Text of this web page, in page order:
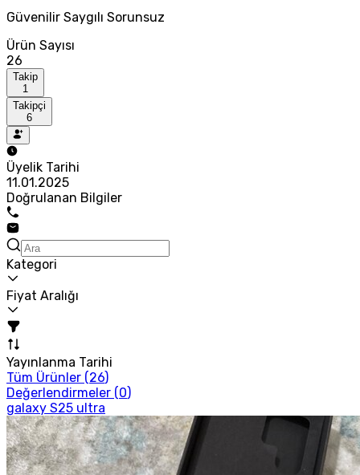
Güvenilir Saygılı Sorunsuz
Ürün Sayısı
26
Takip
1
Takipçi
6
Üyelik Tarihi
11.01.2025
Doğrulanan Bilgiler
Kategori
Fiyat Aralığı
Yayınlanma Tarihi
Tüm Ürünler (26)
Değerlendirmeler (0)
galaxy S25 ultra